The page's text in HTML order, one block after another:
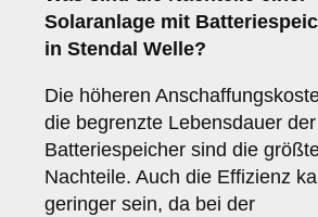
Solaranlage mit
in Stendal Welle?
Die höheren
die begrenzte Lebensdauer der
Batteriespeicher sind die
Nachteile. Auch die Effizienz
geringer sein, da bei der